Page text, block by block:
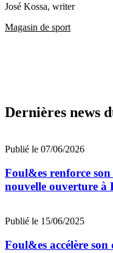
José Kossa, writer
Magasin de sport
Dernières news
Publié le 07/06/2026
Foul&es renforce
nouvelle ouverture à
Publié le 15/06/2025
Foul&es accélère